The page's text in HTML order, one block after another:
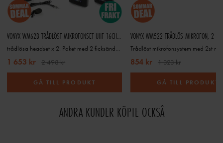
VONYX WM62B TRÅDLÖST MIKROFONSET UHF 16CH 2 FICKSÄNDARE
trådlösa headset x 2. Paket med 2 ficksändare, och mottagare 16 olika kanaler
1 653 kr 2 498 kr
GÅ TILL PRODUKT
854 kr 1 323 kr
GÅ TILL PRODUKT
ANDRA KUNDER KÖPTE OCKSÅ